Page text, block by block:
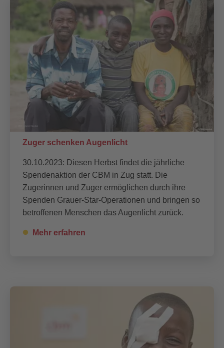
Zuger schenken Augenlicht
30.10.2023: Diesen Herbst findet die jährliche
Spendenaktion der CBM in Zug statt. Die
Zugerinnen und Zuger ermöglichen durch ihre
Spenden Grauer-Star-Operationen und bringen so
betroffenen Menschen das Augenlicht zurück.
Mehr erfahren